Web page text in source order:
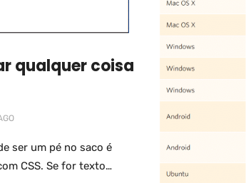
qualquer coisa
ser um pé no saco é
CSS. Se for texto…